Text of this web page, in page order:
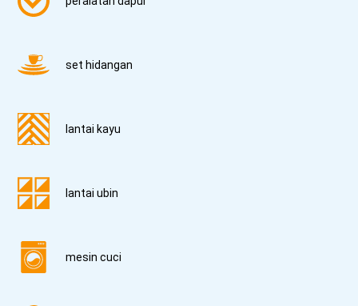
set hidangan
lantai kayu
lantai ubin
mesin cuci